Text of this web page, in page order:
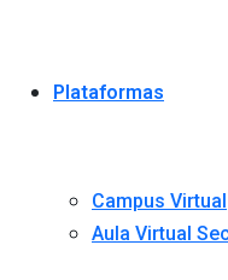
Plataformas
Campus Virtual
Aula Virtual